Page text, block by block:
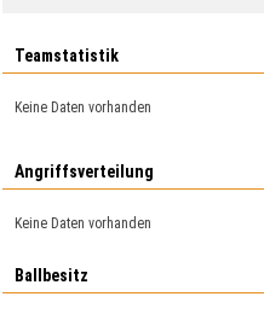
Teamstatistik
Keine Daten vorhanden
Angriffsverteilung
Keine Daten vorhanden
Ballbesitz